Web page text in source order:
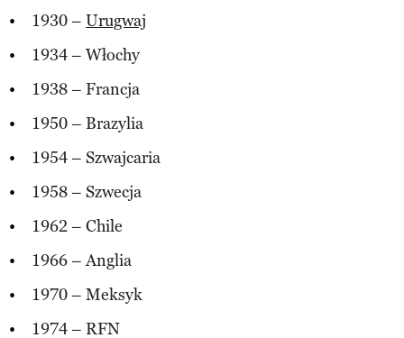
1930 – Urugwaj
1934 – Włochy
1938 – Francja
1950 – Brazylia
1954 – Szwajcaria
1958 – Szwecja
1962 – Chile
1966 – Anglia
1970 – Meksyk
1974 – RFN